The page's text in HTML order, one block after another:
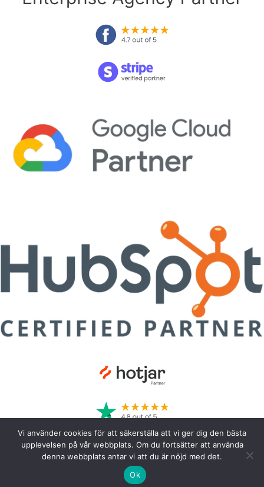
Vi använder cookies för att säkerställa att vi ger dig den bästa
upplevelsen på vår webbplats. Om du fortsätter att använda
denna webbplats antar vi att du är nöjd med det.
Ok